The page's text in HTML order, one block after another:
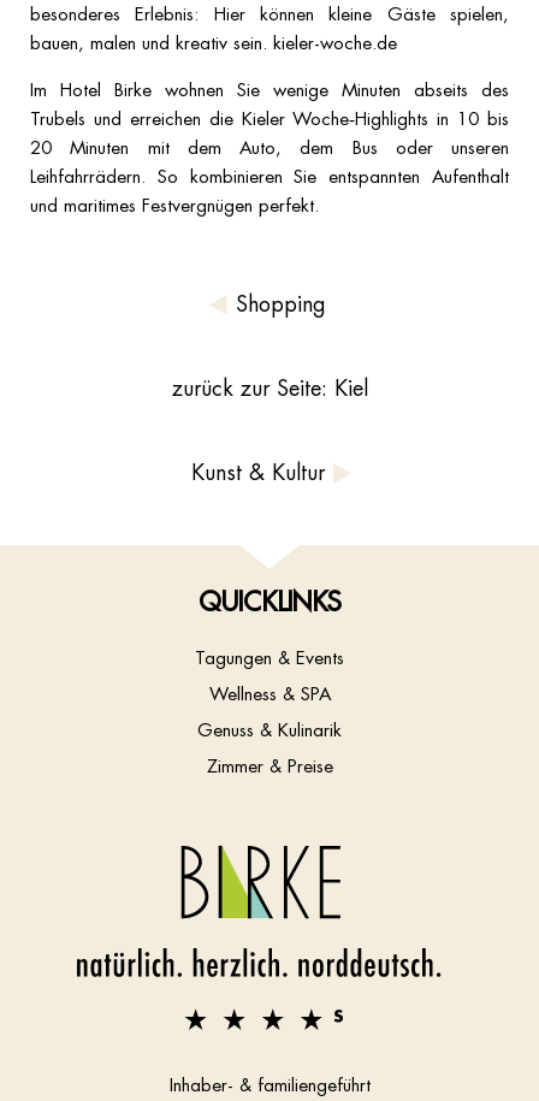
besonderes Erlebnis: Hier können kleine Gäste spielen,
bauen, malen und kreativ sein. kieler-woche.de
Im Hotel Birke wohnen Sie wenige Minuten abseits des
Trubels und erreichen die Kieler Woche‑Highlights in 10 bis
20 Minuten mit dem Auto, dem Bus oder unseren
Leihfahrrädern. So kombinieren Sie entspannten Aufenthalt
und maritimes Festvergnügen perfekt.
Shopping
zurück zur Seite: Kiel
Kunst & Kultur
QUICKLINKS
Tagungen & Events
Wellness & SPA
Genuss & Kulinarik
Zimmer & Preise
Inhaber- & familiengeführt